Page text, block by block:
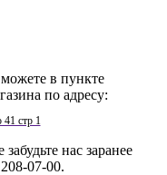
в пункте
по адресу:
41 стр 1
нас заранее
07-00.